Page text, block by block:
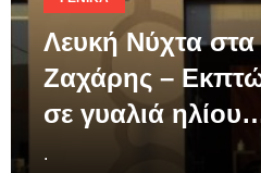
Λευκή Νύχτα στα
Ζαχάρης –
σε γυαλιά
.